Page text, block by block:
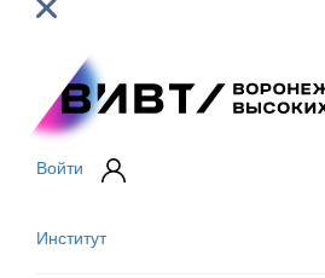
Войти
Институт